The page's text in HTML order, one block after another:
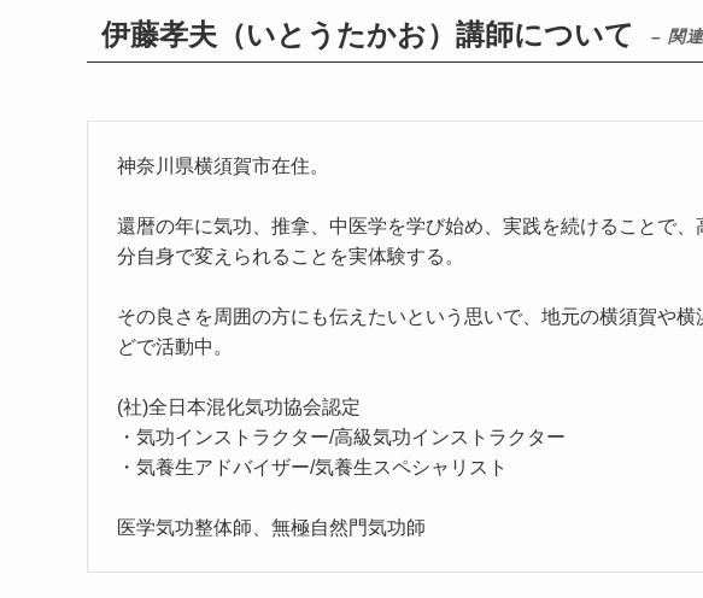
伊藤孝夫（いとうたかお）講師について – 関
神奈川県横須賀市在住。
還暦の年に気功、推拿、中医学を学び始め、実践を続けることで
分自身で変えられることを実体験する。
その良さを周囲の方にも伝えたいという思いで、地元の横須賀や
どで活動中。
(社)全日本混化気功協会認定
・気功インストラクター/高級気功インストラクター
・気養生アドバイザー/気養生スペシャリスト
医学気功整体師、無極自然門気功師